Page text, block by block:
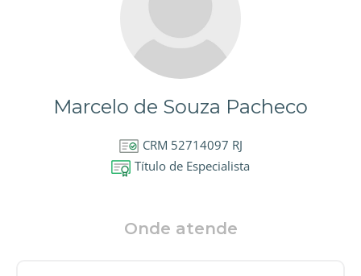
Marcelo de Souza Pacheco
CRM 52714097 RJ
Título de Especialista
Onde atende